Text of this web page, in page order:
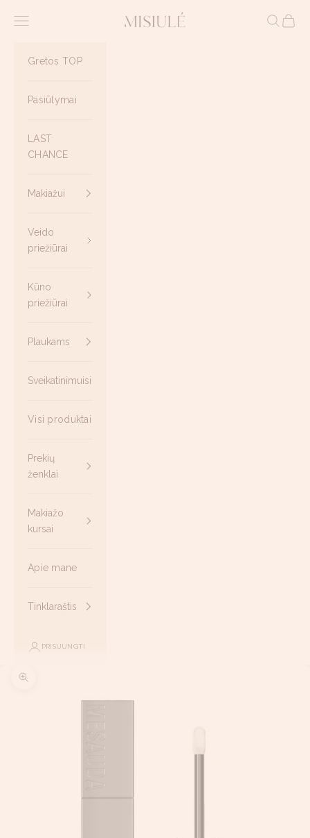
Misiule.lt
Meniu Paieška
Gretos TOP
Pasiūlymai
LAST
CHANCE
Makiažui
Veido
priežiūrai
Kūno
priežiūrai
Plaukams
Sveikatinimuisi
Visi produktai
Prekių
ženklai
Makiažo
kursai
Apie mane
Tinklaraštis
PRISIJUNGTI
Priartinti